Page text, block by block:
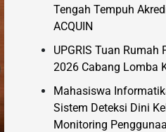
Tengah Tempuh
ACQUIN
UPGRIS Tuan
2026 Cabang Lomba
Mahasiswa
Sistem Deteksi Dini
Monitoring